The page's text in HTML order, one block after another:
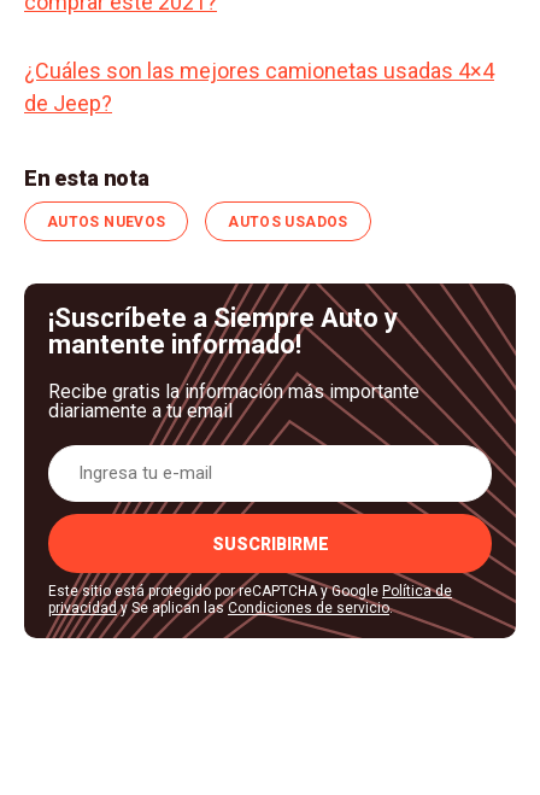
¿Cuáles son las mejores camionetas usadas 4×4
de Jeep?
En esta nota
AUTOS NUEVOS AUTOS USADOS
¡Suscríbete a Siempre Auto y
mantente informado!
Recibe gratis la información más importante
diariamente a tu email
SUSCRIBIRME
Este sitio está protegido por reCAPTCHA y Google Política de
privacidady Se aplican lasCondiciones de servicio.